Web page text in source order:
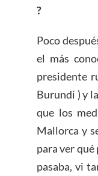
?
Poco
el más
presidente
Burundi ) y
que los
Mallorca y
para ver qué
pasaba, vi